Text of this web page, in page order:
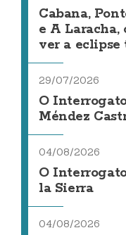
Cabana,
e A Laracha,
ver a eclipse
29/07/2026
O
Méndez
04/08/2026
O
la Sierra
04/08/2026